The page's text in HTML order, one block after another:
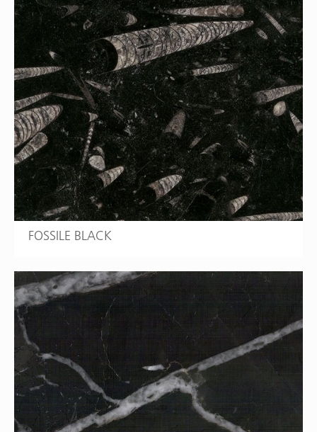
FOSSILE BLACK